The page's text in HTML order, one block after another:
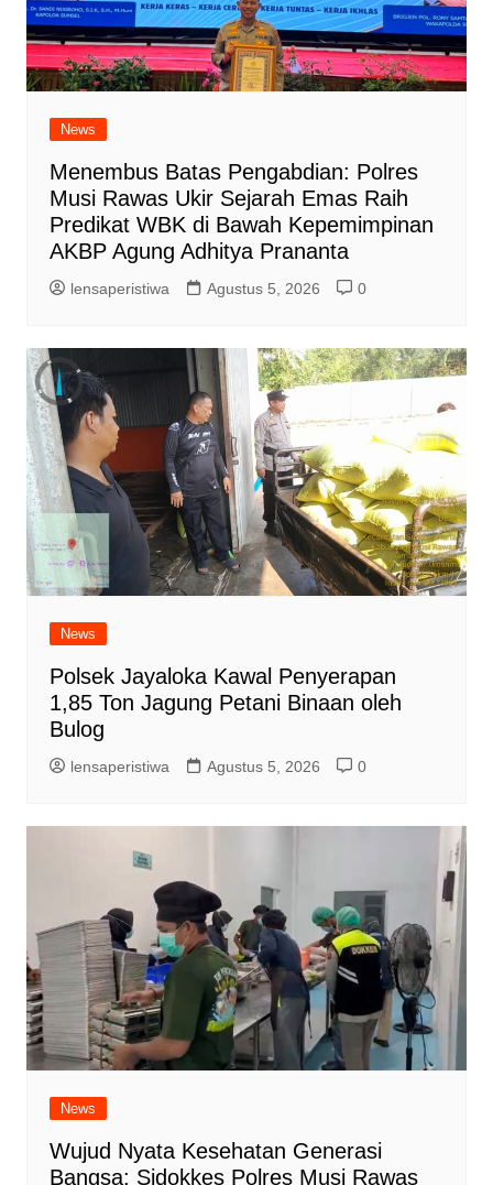
News
Menembus Batas Pengabdian: Polres
Musi Rawas Ukir Sejarah Emas Raih
Predikat WBK di Bawah Kepemimpinan
AKBP Agung Adhitya Prananta
lensaperistiwa Agustus 5, 2026 0
News
Polsek Jayaloka Kawal Penyerapan
1,85 Ton Jagung Petani Binaan oleh
Bulog
lensaperistiwa Agustus 5, 2026 0
News
Wujud Nyata Kesehatan Generasi
Bangsa: Sidokkes Polres Musi Rawas